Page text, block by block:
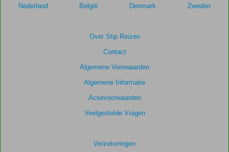
Over Stip Reizen
Contact
Algemene Voorwaarden
Algemene Informatie
Actievoorwaarden
Veelgestelde Vragen
Verzekeringen
Nederland
België
Denmark
Zweden